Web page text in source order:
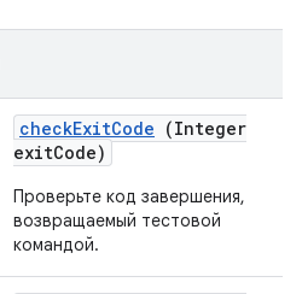
checkExitCode (Integer
exitCode)
Проверьте код завершения,
возвращаемый тестовой
командой.